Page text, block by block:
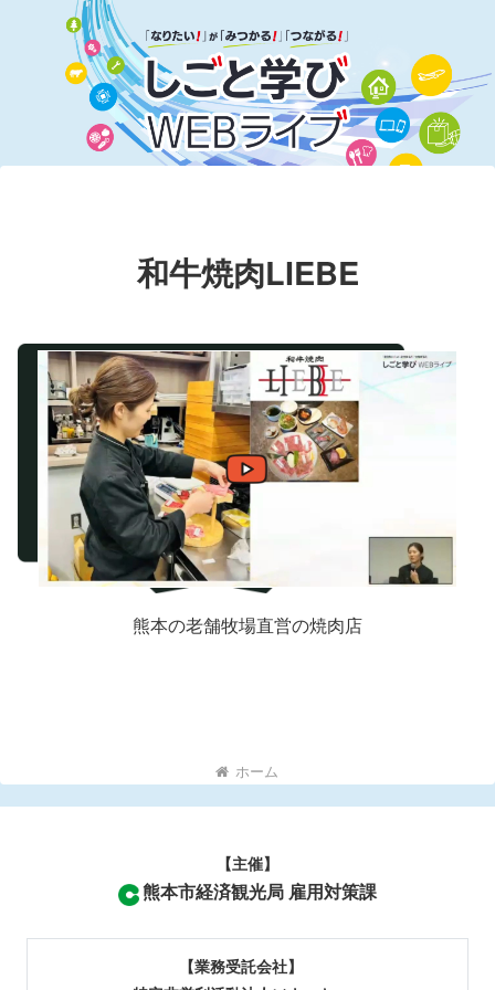
和牛焼肉LIEBE
熊本の老舗牧場直営の焼肉店
ホーム
【主催】
熊本市経済観光局 雇用対策課
【業務受託会社】